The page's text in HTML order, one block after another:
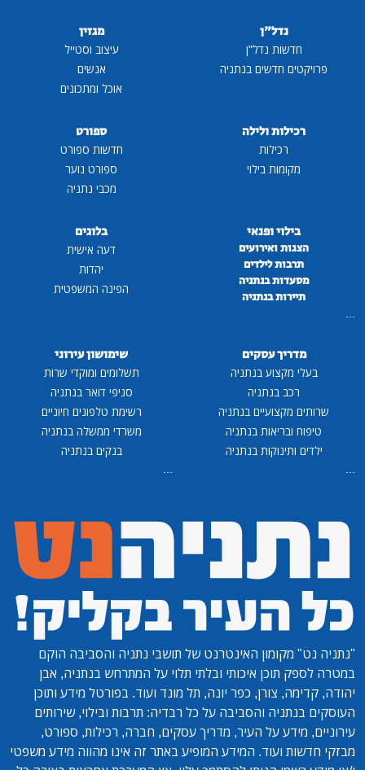
נדל"ן
חדשות נדל"ן
פרויקטים חדשים בנתניה
מגזין
עיצוב וסטייל
אנשים
אוכל ומתכונים
רכילות ולילה
רכילות
מקומות בילוי
ספורט
חדשות ספורט
ספורט נוער
מכבי נתניה
בילוי ופנאי
הצגות ואירועים
תרבות לילדים
מסעדות בנתניה
תיירות בנתניה
...
בלוגים
דעה אישית
יהדות
הפינה המשפטית
מדריך עסקים
בעלי מקצוע בנתניה
רכב בנתניה
שרותים מקצועיים בנתניה
טיפוח ובריאות בנתניה
ילדים ותינוקות בנתניה
...
שימושון עירוני
תשלומים ומוקדי שרות
סניפי דואר בנתניה
רשימת טלפונים חיוניים
משרדי ממשלה בנתניה
בנקים בנתניה
...
"נתניה נט" מקומון האינטרנט של תושבי נתניה והסביבה הוקם
במטרה לספק תוכן איכותי ובלתי תלוי על המתרחש בנתניה, אבן
יהודה, קדימה, צורן, כפר יונה, תל מונד ועוד. בפורטל מידע ותוכן
העוסקים בנתניה והסביבה על כל רבדיה: תרבות ובילוי, שירותים
עירוניים, מידע על העיר, מדריך עסקים, חברה, רכילות, ספורט,
מבזקי חדשות ועוד. המידע המופיע באתר זה אינו מהווה מידע משפטי